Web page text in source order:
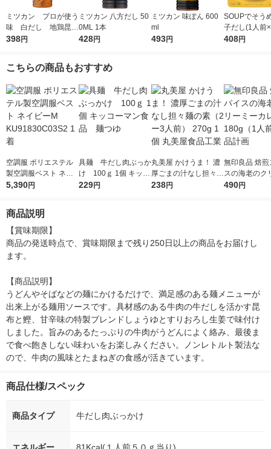
ミツカン プロが使う
味 白だし 地鶏昆
布 1L（1000ml）
398円
ミツカン 八方だし 50
0ML 1本
428円
ミツカン 味ぽん 600
ml
493円
SOUPでそ
子だし(1人前
ミツカン 個包
408円
こちらの商品もおすすめ
空調服 ポリエステル
製空調服ベスト ネイ
ビーM KU91830C03S
5,390円
具麺 牛だし肉ぶっか
け 100ｇ 1個 キッコ
ーマン食品 麺つゆ
229円
丸美屋 かけうま！ 濃
厚ごまの汁なし担々麺
の素（2ー3人前） 27
238円
無印良品 焙煎
スの海老のク
カレー 180g
490円
商品説明
【賞味期限】
商品の発送時点で、賞味期限まで残り250日以上の商品をお届けし
ます。
【商品説明】
うどんやそばなどの麺にかけるだけで、満足感のある麺メニューが
出来上がる麺用ソースです。具材感のある牛肉の牛だしを活かす昆
布と鰹、甘辛味の特製ブレンドしょうゆとすりおろし生姜で味付け
しました。旨みのあるたっぷりの牛肉がうどんによく絡み、最後ま
で食べ飽きしない味わいをお楽しみください。ノンレトルト製法な
ので、牛肉の風味とたまねぎの食感が活きています。
商品仕様/スペック
商品タイプ 牛だし肉ぶっかけ